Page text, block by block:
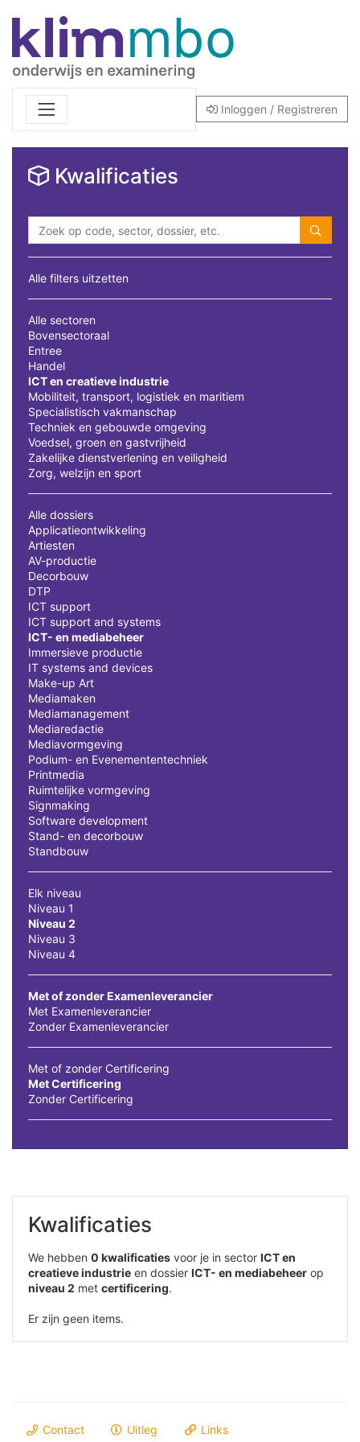
Inloggen / Registreren
Kwalificaties
Alle filters uitzetten
Alle sectoren
Bovensectoraal
Entree
Handel
ICT en creatieve industrie
Mobiliteit, transport, logistiek en maritiem
Specialistisch vakmanschap
Techniek en gebouwde omgeving
Voedsel, groen en gastvrijheid
Zakelijke dienstverlening en veiligheid
Zorg, welzijn en sport
Alle dossiers
Applicatieontwikkeling
Artiesten
AV-productie
Decorbouw
DTP
ICT support
ICT support and systems
ICT- en mediabeheer
Immersieve productie
IT systems and devices
Make-up Art
Mediamaken
Mediamanagement
Mediaredactie
Mediavormgeving
Podium- en Evenemententechniek
Printmedia
Ruimtelijke vormgeving
Signmaking
Software development
Stand- en decorbouw
Standbouw
Elk niveau
Niveau 1
Niveau 2
Niveau 3
Niveau 4
Met of zonder Examenleverancier
Met Examenleverancier
Zonder Examenleverancier
Met of zonder Certificering
Met Certificering
Zonder Certificering
Kwalificaties
We hebben 0 kwalificaties voor je in sector ICT en
creatieve industrie en dossier ICT- en mediabeheer op
niveau 2 met certificering.
Er zijn geen items.
Contact Uitleg Links